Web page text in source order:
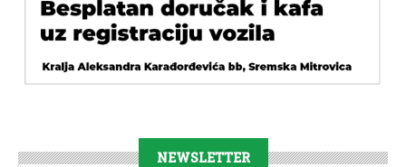
NEWSLETTER